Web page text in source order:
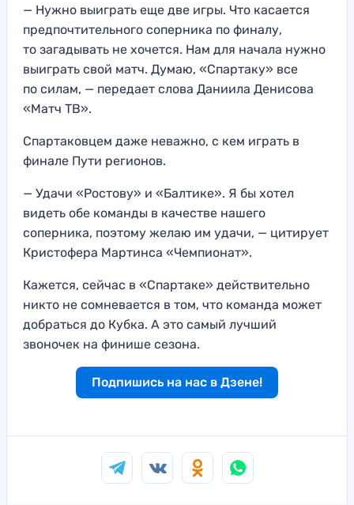
— Нужно выиграть еще две игры. Что касается
предпочтительного соперника по финалу,
то загадывать не хочется. Нам для начала нужно
выиграть свой матч. Думаю, «Спартаку» все
по силам, — передает слова Даниила Денисова
«Матч ТВ».
Спартаковцем даже неважно, с кем играть в
финале Пути регионов.
— Удачи «Ростову» и «Балтике». Я бы хотел
видеть обе команды в качестве нашего
соперника, поэтому желаю им удачи, — цитирует
Кристофера Мартинса «Чемпионат».
Кажется, сейчас в «Спартаке» действительно
никто не сомневается в том, что команда может
добраться до Кубка. А это самый лучший
звоночек на финише сезона.
Подпишись на нас в Дзене!